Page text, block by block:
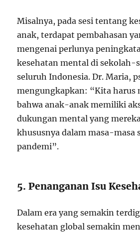
Misalnya, pada sesi tentang
anak, terdapat pembahasan
mengenai perlunya
kesehatan mental di sekolah-
seluruh Indonesia. Dr. Maria,
mengungkapkan: “Kita harus
bahwa anak-anak memiliki
dukungan mental yang
khususnya dalam masa-masa
pandemi”.
5. Penanganan Isu
Dalam era yang semakin
kesehatan global semakin